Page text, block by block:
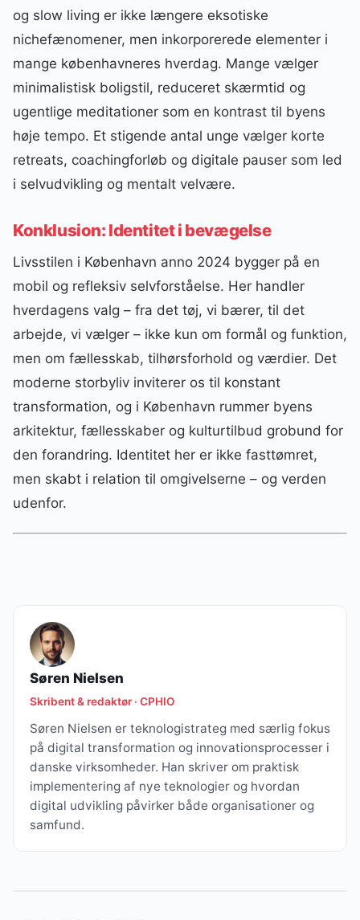
og slow living er ikke længere eksotiske
nichefænomener, men inkorporerede elementer i
mange københavneres hverdag. Mange vælger
minimalistisk boligstil, reduceret skærmtid og
ugentlige meditationer som en kontrast til byens
høje tempo. Et stigende antal unge vælger korte
retreats, coachingforløb og digitale pauser som led
i selvudvikling og mentalt velvære.
Konklusion: Identitet i bevægelse
Livsstilen i København anno 2024 bygger på en
mobil og refleksiv selvforståelse. Her handler
hverdagens valg – fra det tøj, vi bærer, til det
arbejde, vi vælger – ikke kun om formål og funktion,
men om fællesskab, tilhørsforhold og værdier. Det
moderne storbyliv inviterer os til konstant
transformation, og i København rummer byens
arkitektur, fællesskaber og kulturtilbud grobund for
den forandring. Identitet her er ikke fasttømret,
men skabt i relation til omgivelserne – og verden
udenfor.
Søren Nielsen
Skribent & redaktør · CPHIO
Søren Nielsen er teknologistrateg med særlig fokus
på digital transformation og innovationsprocesser i
danske virksomheder. Han skriver om praktisk
implementering af nye teknologier og hvordan
digital udvikling påvirker både organisationer og
samfund.